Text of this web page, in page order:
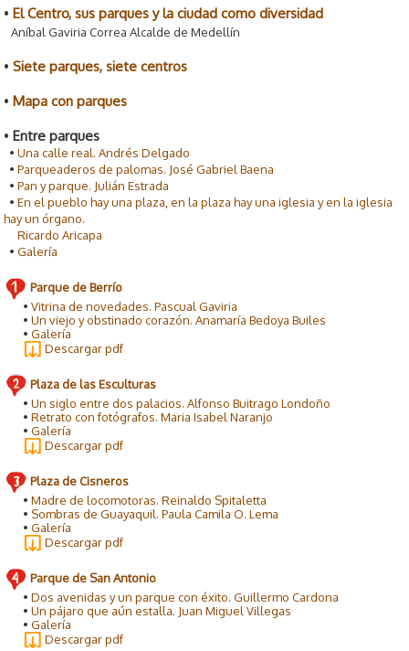
•El Centro, sus parques y la ciudad como diversidad
Aníbal Gaviria Correa Alcalde de Medellín
•Siete parques, siete centros
•Mapa con parques
•Entre parques
•Una calle real. Andrés Delgado
•Parqueaderos de palomas. José Gabriel Baena
•Pan y parque. Julián Estrada
•En el pueblo hay una plaza, en la plaza hay una iglesia y en la iglesia
hay un órgano.
Ricardo Aricapa
•Galería
Parque de Berrío
•Vitrina de novedades. Pascual Gaviria
•Un viejo y obstinado corazón. Anamaría Bedoya Builes
•Galería
Descargar pdf
Plaza de las Esculturas
•Un siglo entre dos palacios. Alfonso Buitrago Londoño
•Retrato con fotógrafos. Maria Isabel Naranjo
•Galería
Descargar pdf
Plaza de Cisneros
•Madre de locomotoras. Reinaldo Spitaletta
• Sombras de Guayaquil. Paula Camila O. Lema
•Galería
Descargar pdf
Parque de San Antonio
•Dos avenidas y un parque con éxito. Guillermo Cardona
•Un pájaro que aún estalla. Juan Miguel Villegas
•Galería
Descargar pdf